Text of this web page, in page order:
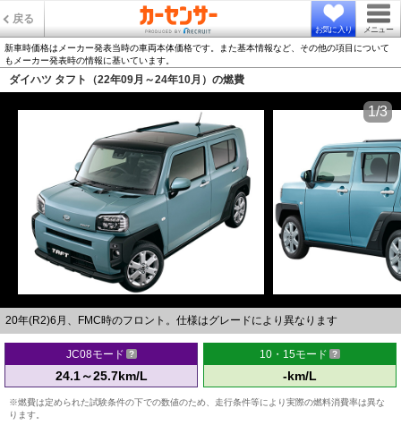
戻る
お気に入り メニュー
新車時価格はメーカー発表当時の車両本体価格です。また基本情報など、その他の項目について
もメーカー発表時の情報に基いています。
ダイハツ タフト（22年09月～24年10月）の燃費
20年(R2)6月、FMC時のフロント。仕様はグレードにより異なります
1/3
JC08モード
24.1～25.7km/L
10・15モード
-km/L
※燃費は定められた試験条件の下での数値のため、走行条件等により実際の燃料消費率は異な
ります。